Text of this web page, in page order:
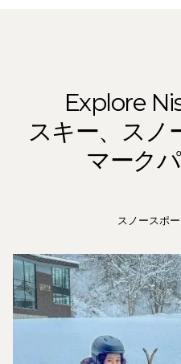
Explore
スキー、スノ
マーク
スノースポ